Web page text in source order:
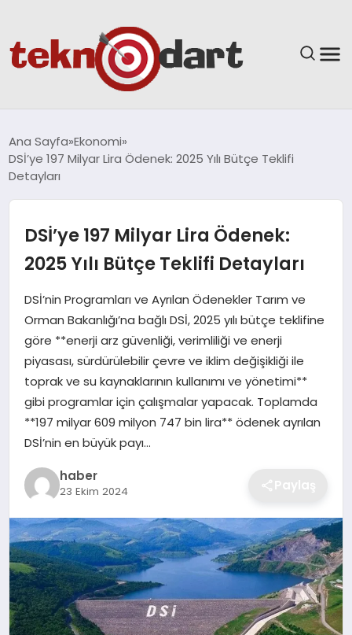
YAŞAM
GÜNDEM
SPOR
EKONOMI
MAGAZIN
TEKNOLOJI
Ana Sayfa Ekonomi
DSİ’ye 197 Milyar Lira Ödenek: 2025 Yılı Bütçe Teklifi
Detayları
DSİ’ye 197 Milyar Lira Ödenek:
2025 Yılı Bütçe Teklifi Detayları
DSİ’nin Programları ve Ayrılan Ödenekler Tarım ve
Orman Bakanlığı’na bağlı DSİ, 2025 yılı bütçe teklifine
göre **enerji arz güvenliği, verimliliği ve enerji
piyasası, sürdürülebilir çevre ve iklim değişikliği ile
toprak ve su kaynaklarının kullanımı ve yönetimi**
gibi programlar için çalışmalar yapacak. Toplamda
**197 milyar 609 milyon 747 bin lira** ödenek ayrılan
DSİ’nin en büyük payı…
haber
23 Ekim 2024